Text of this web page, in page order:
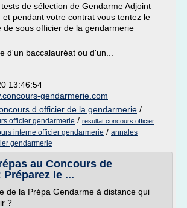
de sélection de Gendarme Adjoint
et pendant votre contrat vous tentez le
de sous officier de la gendarmerie
d'un baccalauréat ou d'un...
13:46:54
gendarmerie.com
d officier de la gendarmerie /
officier gendarmerie / resultat concours officier
interne officier gendarmerie / annales
gendarmerie
au Concours de
Préparez le ...
de la Prépa Gendarme à distance qui
?